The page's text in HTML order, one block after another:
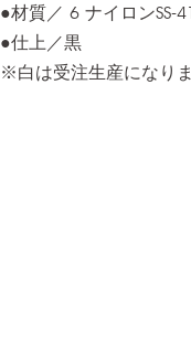
●材質／ 6 ナイロンSS-
●仕上／黒
※白は受注生産になりま